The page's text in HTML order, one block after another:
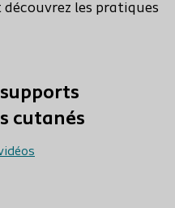
découvrez les pratiques
cutanés